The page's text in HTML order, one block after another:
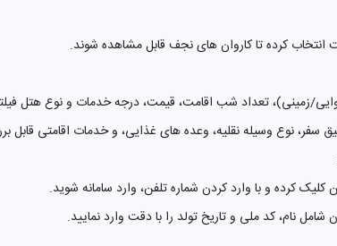
کرده تا کاروان های نجف قابل مشاهده شوند.
زمینی)، تعداد شب اقامت، قیمت، درجه خدمات و نوع هتل
سفر، نوع وسیله نقلیه، وعده های غذایی، و خدمات اقامتی
کلیک کرده و با وارد کردن شماره تلفن، وارد سامانه شوید.
نام، کد ملی و تاریخ تولد را با دقت وارد نمایید.